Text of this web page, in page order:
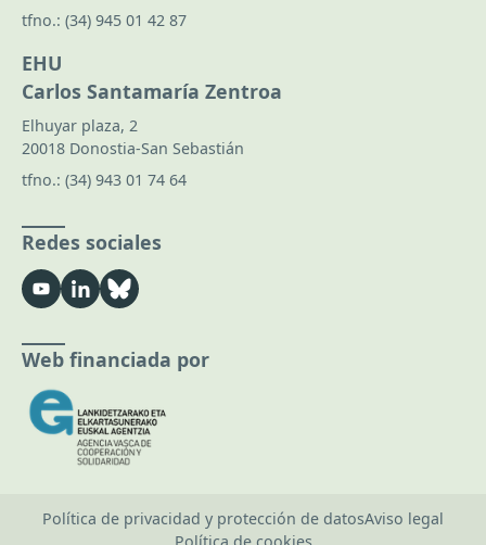
tfno.: (34) 945 01 42 87
EHU
Carlos Santamaría Zentroa
Elhuyar plaza, 2
20018 Donostia-San Sebastián
tfno.: (34) 943 01 74 64
Redes sociales
Web financiada por
Política de privacidad y protección de datosAviso legal
Política de cookies